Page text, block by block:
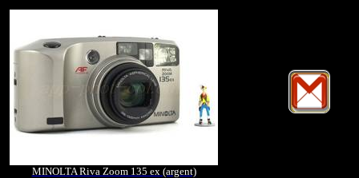
MINOLTA Riva Zoom 135 ex (argent)